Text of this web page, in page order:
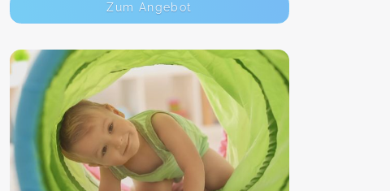
Zum Angebot